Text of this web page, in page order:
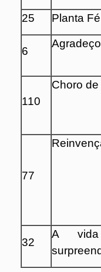
25 Planta Fé
6
Agradeço
110
Choro de
77
32
A